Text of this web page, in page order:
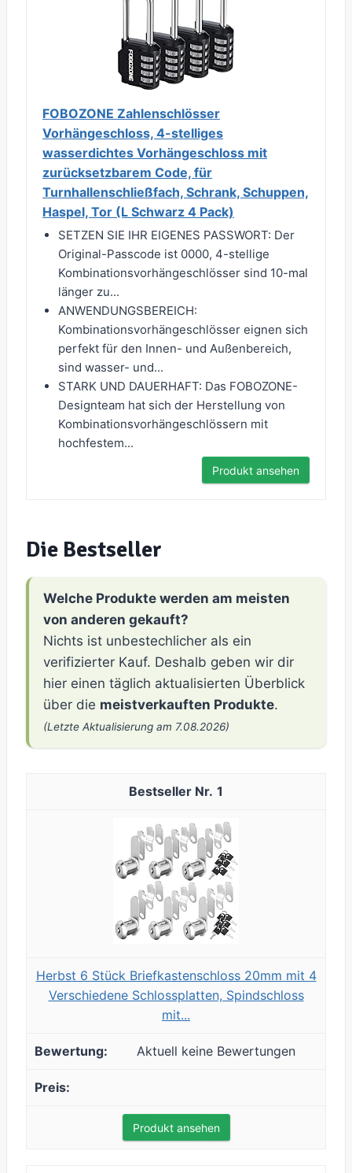
FOBOZONE Zahlenschlösser
Vorhängeschloss, 4-stelliges
wasserdichtes Vorhängeschloss mit
zurücksetzbarem Code, für
Turnhallenschließfach, Schrank, Schuppen,
Haspel, Tor (L Schwarz 4 Pack)
SETZEN SIE IHR EIGENES PASSWORT: Der
Original-Passcode ist 0000, 4-stellige
Kombinationsvorhängeschlösser sind 10-mal
länger zu...
ANWENDUNGSBEREICH:
Kombinationsvorhängeschlösser eignen sich
perfekt für den Innen- und Außenbereich,
sind wasser- und...
STARK UND DAUERHAFT: Das FOBOZONE-
Designteam hat sich der Herstellung von
Kombinationsvorhängeschlössern mit
hochfestem...
Produkt ansehen
Die Bestseller
Welche Produkte werden am meisten
von anderen gekauft?
Nichts ist unbestechlicher als ein
verifizierter Kauf. Deshalb geben wir dir
hier einen täglich aktualisierten Überblick
über die meistverkauften Produkte.
(Letzte Aktualisierung am 7.08.2026)
1
Herbst 6 Stück Briefkastenschloss 20mm mit 4
Verschiedene Schlossplatten, Spindschloss
mit...
Aktuell keine Bewertungen
Produkt ansehen